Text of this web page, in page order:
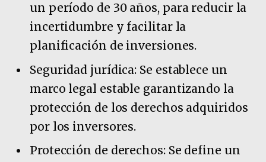
un período de 30 años, para reducir la
incertidumbre y facilitar la
planificación de inversiones.
Seguridad jurídica: Se establece un
marco legal estable garantizando la
protección de los derechos adquiridos
por los inversores.
Protección de derechos: Se define un